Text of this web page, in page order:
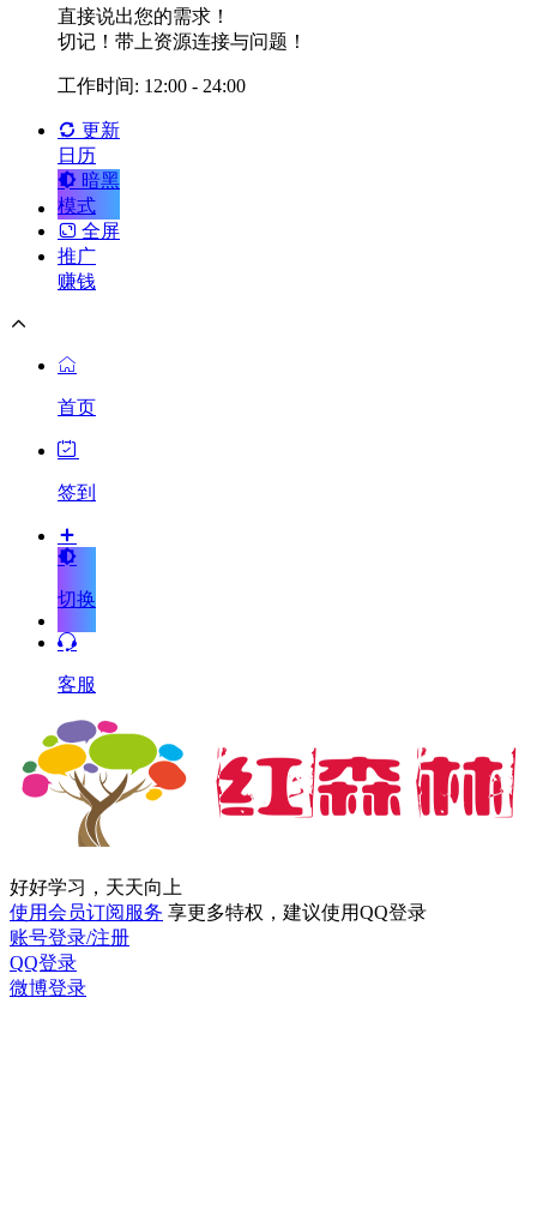
直接说出您的需求！
切记！带上资源连接与问题！
工作时间: 12:00 - 24:00
更新
日历
暗黑
模式
全屏
推广
赚钱
首页
签到
切换
客服
好好学习，天天向上
使用会员订阅服务 享更多特权，建议使用QQ登录
账号登录/注册
QQ登录
微博登录